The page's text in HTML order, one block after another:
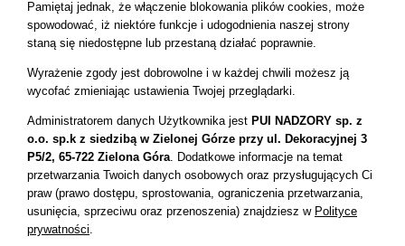
Budownictwo ogólne
Drogi i mosty
Zabytki i rewitalizacje
SOCIAL MEDIA
Pamiętaj jednak, że włączenie blokowania plików cookies, może
spowodować, iż niektóre funkcje i udogodnienia naszej strony
staną się niedostępne lub przestaną działać poprawnie.
Wyrażenie zgody jest dobrowolne i w każdej chwili możesz ją
wycofać zmieniając ustawienia Twojej przeglądarki.
Administratorem danych Użytkownika jest PUI NADZORY sp. z
o.o. sp.k z siedzibą w Zielonej Górze przy ul. Dekoracyjnej 3
P5/2, 65-722 Zielona Góra. Dodatkowe informacje na temat
przetwarzania Twoich danych osobowych oraz przysługujących Ci
praw (prawo dostępu, sprostowania, ograniczenia przetwarzania,
usunięcia, sprzeciwu oraz przenoszenia) znajdziesz w Polityce
prywatności.